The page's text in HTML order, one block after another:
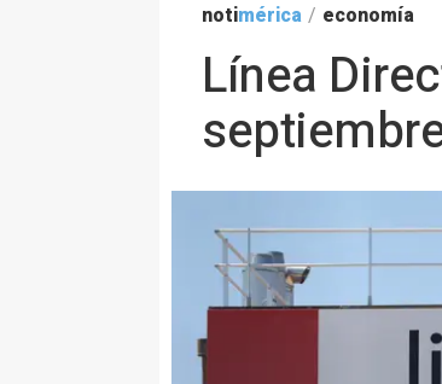
notimérica / economía
Línea